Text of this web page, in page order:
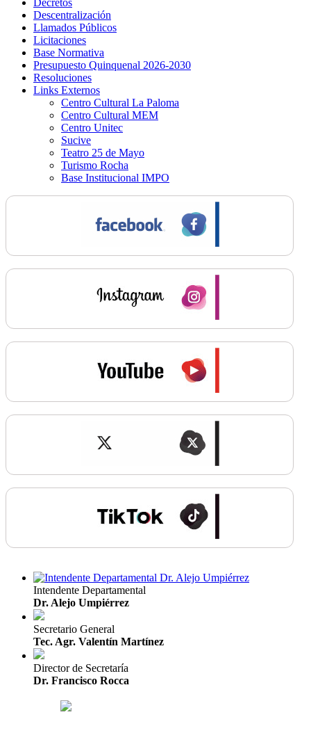
Decretos
Descentralización
Llamados Públicos
Licitaciones
Base Normativa
Presupuesto Quinquenal 2026-2030
Resoluciones
Links Externos
Centro Cultural La Paloma
Centro Cultural MEM
Centro Unitec
Sucive
Teatro 25 de Mayo
Turismo Rocha
Base Institucional IMPO
Intendente Departamental
Dr. Alejo Umpiérrez
Secretario General
Tec. Agr. Valentín Martínez
Director de Secretaría
Dr. Francisco Rocca